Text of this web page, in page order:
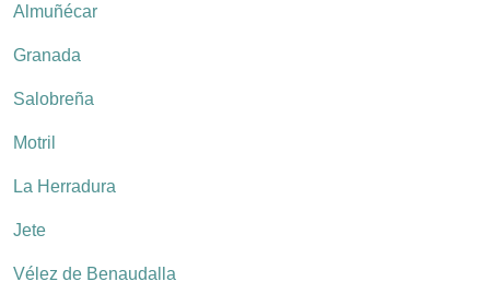
Almuñécar
Granada
Salobreña
Motril
La Herradura
Jete
Vélez de Benaudalla